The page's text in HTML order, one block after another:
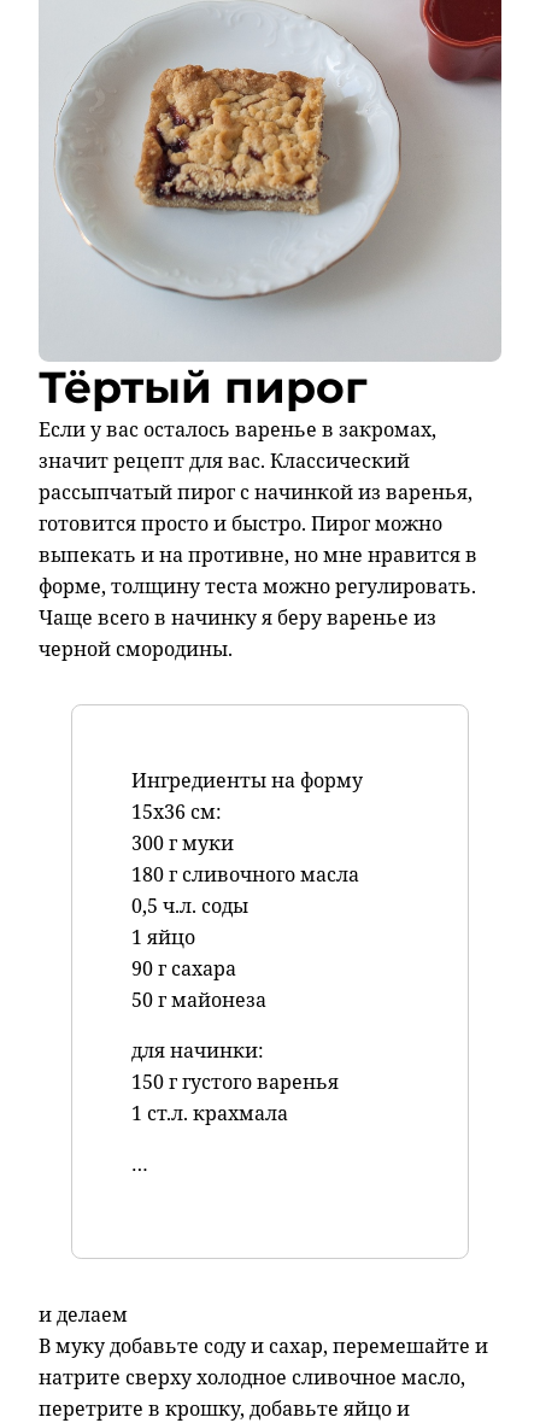
Тёртый пирог
Если у вас осталось варенье в закромах,
значит рецепт для вас. Классический
рассыпчатый пирог с начинкой из варенья,
готовится просто и быстро. Пирог можно
выпекать и на противне, но мне нравится в
форме, толщину теста можно регулировать.
Чаще всего в начинку я беру варенье из
черной смородины.
Ингредиенты на форму
15х36 см:
300 г муки
180 г сливочного масла
0,5 ч.л. соды
1 яйцо
90 г сахара
50 г майонеза
для начинки:
150 г густого варенья
1 ст.л. крахмала
…
и делаем
В муку добавьте соду и сахар, перемешайте и
натрите сверху холодное сливочное масло,
перетрите в крошку, добавьте яйцо и